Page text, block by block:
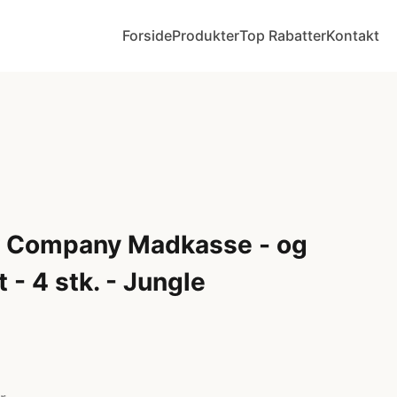
ForsideProdukterTop RabatterKontakt
Madkasse - og
- 4 stk. - Jungle